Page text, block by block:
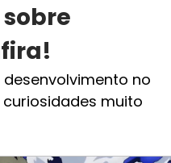
no
curiosidades muito